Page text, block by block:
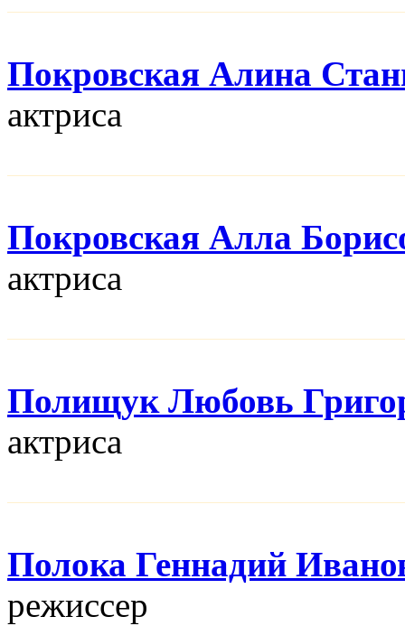
Покровская Алина
актриса
Покровская Алла
актриса
Полищук Любовь
актриса
Полока Геннадий
режисcер